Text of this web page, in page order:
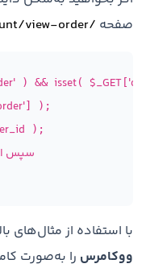
صفحه /my-account/view-order/
) && isset( $_GET [
] );
);
// سپس
با استفاده از مثال‌های
ووکامرس را به‌صورت